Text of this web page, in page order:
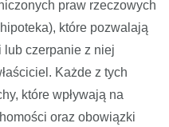
praw rzeczowych
które pozwalają
lub czerpanie z niej
Każde z tych
które wpływają na
oraz obowiązki